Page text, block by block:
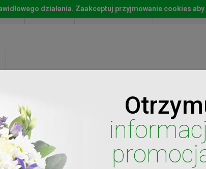
Start Moje konto Lista
działania. Zaakceptuj przyjmowanie cookies